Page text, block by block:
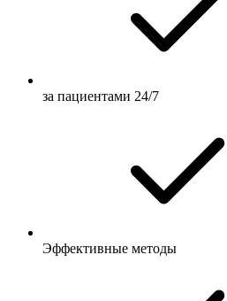
за пациентами 24/7
Эффективные методы